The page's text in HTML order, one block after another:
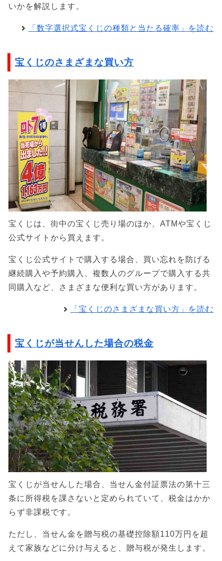
いかを解説します。
「数字選択式宝くじの種類と当たる確率」を読む
宝くじのさまざまな買い方
宝くじは、街中の宝くじ売り場のほか、ATMや宝くじ
公式サイトから買えます。
宝くじ公式サイトで購入する場合、買い忘れを防げる
継続購入や予約購入、複数人のグループで購入する共
同購入など、さまざまな便利な買い方があります。
「宝くじのさまざまな買い方」を読む
宝くじが当せんした場合の税金
宝くじが当せんした場合、当せん金付証票法の第十三
条に所得税を課さないと定められていて、税金はかか
らず非課税です。
ただし、当せん金を贈与税の基礎控除額110万円を超
えて家族などに分け与えると、贈与税が発生します。